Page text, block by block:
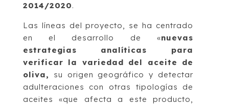
2014/2020.
Las líneas del proyecto, se ha centrado
en el desarrollo de «nuevas
estrategias analíticas para
verificar la variedad del aceite de
oliva, su origen geográfico y detectar
adulteraciones con otras tipologías de
aceites «que afecta a este producto,